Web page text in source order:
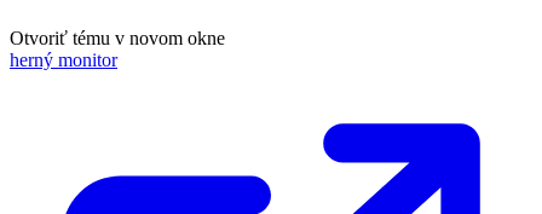
Otvoriť tému v novom okne
herný monitor